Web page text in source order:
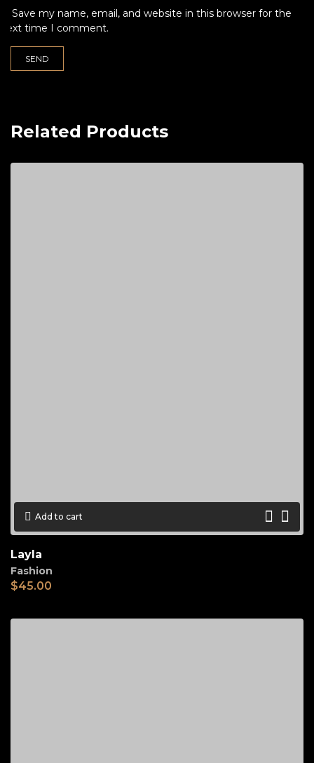
Save my name, email, and website in this browser for the
next time I comment.
Related Products
Add to cart
Layla
Fashion
$45.00